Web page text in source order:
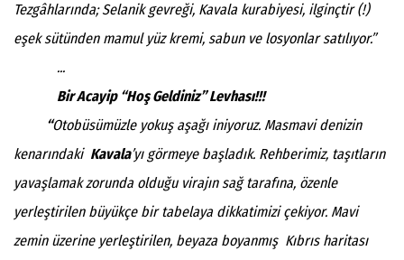
Tezgâhlarında; Selanik gevreği, Kavala kurabiyesi, ilginçtir (!)
eşek sütünden mamul yüz kremi, sabun ve losyonlar satılıyor.”
...
Bir Acayip “Hoş Geldiniz” Levhası!!!
“Otobüsümüzle yokuş aşağı iniyoruz. Masmavi denizin
kenarındaki Kavala’yı görmeye başladık. Rehberimiz, taşıtların
yavaşlamak zorunda olduğu virajın sağ tarafına, özenle
yerleştirilen büyükçe bir tabelaya dikkatimizi çekiyor. Mavi
zemin üzerine yerleştirilen, beyaza boyanmış Kıbrıs haritası